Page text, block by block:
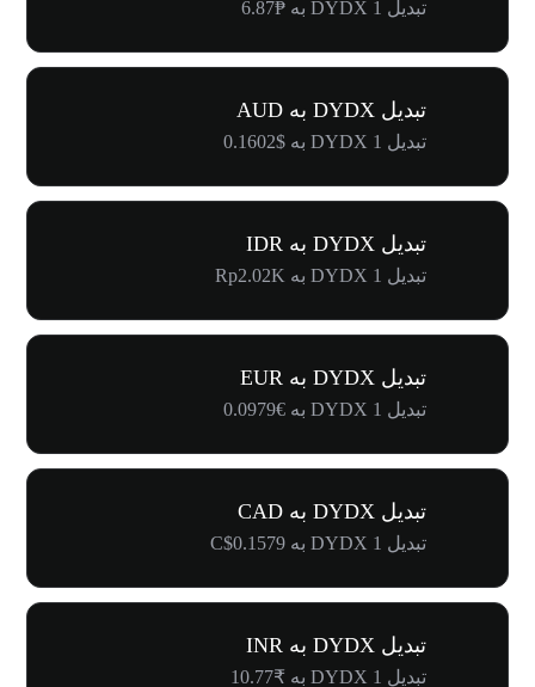
تبدیل 1 DYDX به ₱6.87
تبدیل DYDX به AUD
تبدیل 1 DYDX به $0.1602
تبدیل DYDX به IDR
تبدیل 1 DYDX به Rp2.02K
تبدیل DYDX به EUR
تبدیل 1 DYDX به €0.0979
تبدیل DYDX به CAD
تبدیل 1 DYDX به C$0.1579
تبدیل DYDX به INR
تبدیل 1 DYDX به ₹10.77